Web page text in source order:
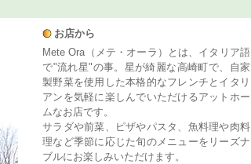
お店から
Mete Ora（メテ・オーラ）とは、イタリア語
で"流れ星"の事。星が綺麗な高崎町で、自家
製野菜を使用した本格的なフレンチとイタリ
アンを気軽に楽しんでいただけるアットホー
ムなお店です。
サラダや前菜、ピザやパスタ、魚料理や肉料
理など季節に応じた旬のメニューをリーズナ
ブルにお楽しみいただけます。